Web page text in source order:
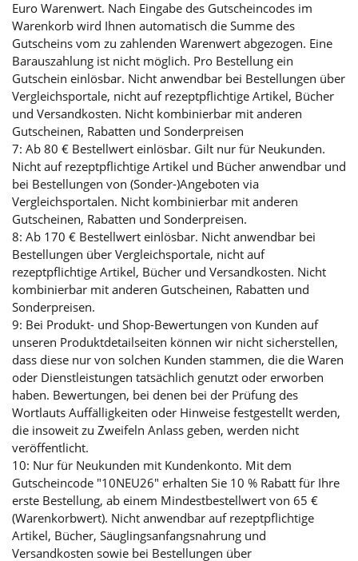
Euro Warenwert. Nach Eingabe des Gutscheincodes im
Warenkorb wird Ihnen automatisch die Summe des
Gutscheins vom zu zahlenden Warenwert abgezogen. Eine
Barauszahlung ist nicht möglich. Pro Bestellung ein
Gutschein einlösbar. Nicht anwendbar bei Bestellungen über
Vergleichsportale, nicht auf rezeptpflichtige Artikel, Bücher
und Versandkosten. Nicht kombinierbar mit anderen
Gutscheinen, Rabatten und Sonderpreisen
7: Ab 80 € Bestellwert einlösbar. Gilt nur für Neukunden.
Nicht auf rezeptpflichtige Artikel und Bücher anwendbar und
bei Bestellungen von (Sonder-)Angeboten via
Vergleichsportalen. Nicht kombinierbar mit anderen
Gutscheinen, Rabatten und Sonderpreisen.
8: Ab 170 € Bestellwert einlösbar. Nicht anwendbar bei
Bestellungen über Vergleichsportale, nicht auf
rezeptpflichtige Artikel, Bücher und Versandkosten. Nicht
kombinierbar mit anderen Gutscheinen, Rabatten und
Sonderpreisen.
9: Bei Produkt- und Shop-Bewertungen von Kunden auf
unseren Produktdetailseiten können wir nicht sicherstellen,
dass diese nur von solchen Kunden stammen, die die Waren
oder Dienstleistungen tatsächlich genutzt oder erworben
haben. Bewertungen, bei denen bei der Prüfung des
Wortlauts Auffälligkeiten oder Hinweise festgestellt werden,
die insoweit zu Zweifeln Anlass geben, werden nicht
veröffentlicht.
10: Nur für Neukunden mit Kundenkonto. Mit dem
Gutscheincode "10NEU26" erhalten Sie 10 % Rabatt für Ihre
erste Bestellung, ab einem Mindestbestellwert von 65 €
(Warenkorbwert). Nicht anwendbar auf rezeptpflichtige
Artikel, Bücher, Säuglingsanfangsnahrung und
Versandkosten sowie bei Bestellungen über